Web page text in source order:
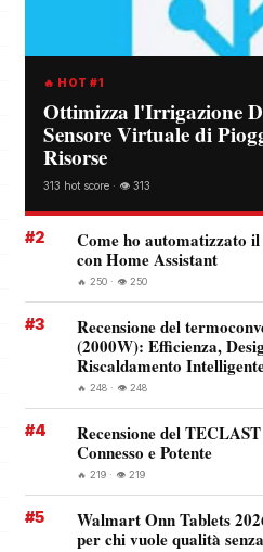
🔥 HOT #1
Ottimizza l'Irrigazione
Sensore Virtuale di
Risorse
313 hot score · 👁️ 313
#2
Come ho automatizzato
con Home Assistant
🔥 250 · 👁️ 250
#3
Recensione del
(2000W): Efficienza,
Riscaldamento
🔥 248 · 👁️ 248
#4
Recensione del
Connesso e Potente
🔥 219 · 👁️ 219
#5
Walmart Onn Tablets
per chi vuole qualità